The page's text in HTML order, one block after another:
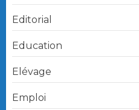
Editorial
Education
Elévage
Emploi